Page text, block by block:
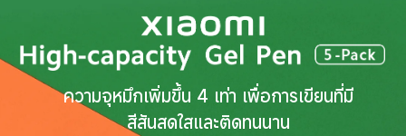
ความจุหมึกเพิ่มขึ้น 4 เท่า เพื่อการเขียนที่มี
สีสันสดใสและติดทนนาน